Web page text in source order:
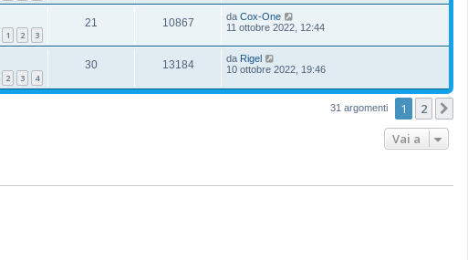
1 2 3
21 10867 da Cox-One
11 ottobre 2022, 12:44
2 3 4
30 13184 da Rigel
10 ottobre 2022, 19:46
31 argomenti 1 2
Vai a